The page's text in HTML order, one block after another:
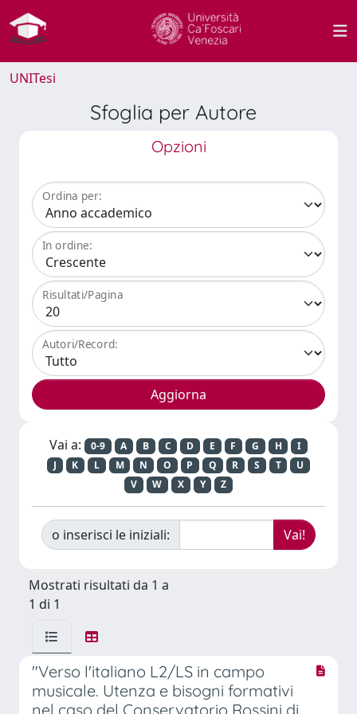
UNITesi
Sfoglia per Autore
Opzioni
Ordina per:
In ordine:
Risultati/Pagina
Autori/Record:
Vai a: 0-9 A B C D E F G H
I
J
K L M N O P Q R S T
U
V
W X Y Z
o inserisci le iniziali:
Mostrati risultati da 1 a
1 di 1
"Verso l'italiano L2/LS in campo
musicale. Utenza e bisogni formativi
nel caso del Conservatorio Rossini di